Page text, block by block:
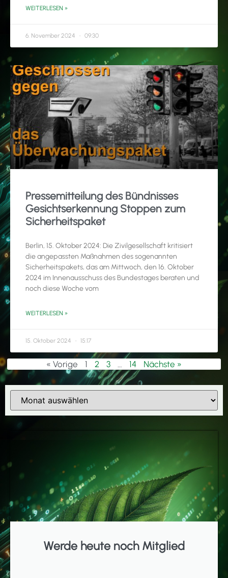
WEITERLESEN »
6. November 2024 09:30
Pressemitteilung des Bündnisses
Gesichtserkennung Stoppen zum
Sicherheitspaket
Berlin, 15. Oktober 2024: Die Zivilgesellschaft kritisiert
die angepassten Maßnahmen des sogenannten
Sicherheitspakets, das am Mittwoch, den 16. Oktober
2024 im Innenausschuss des Bundestages beraten und
noch diese Woche vom
WEITERLESEN »
15. Oktober 2024 15:17
« Vorige 1 2 3 14 Nächste »
Werde heute noch Mitglied